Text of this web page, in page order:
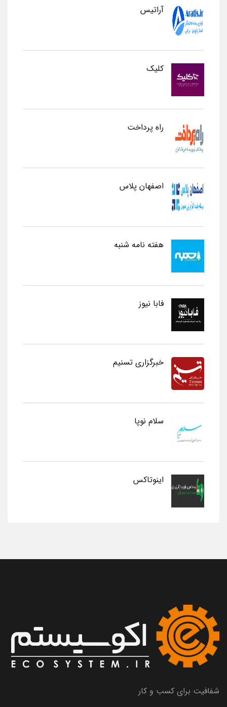
آراتیس
کلیک
راه پرداخت
اصفهان پلاس
هفته نامه شنبه
فابا نیوز
خبرگزاری تسنیم
سلام نوپا
اینوتاکس
شفافیت برای کسب و کار